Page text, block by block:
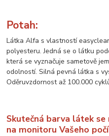
Potah:
Látka Alfa s vlastností
polyesteru. Jedná se o látku
která se vyznačuje sametově
odolností. Silná pevná látka s
Oděruvzdornost až 100.000
Skutečná barva látek
na monitoru Vašeho